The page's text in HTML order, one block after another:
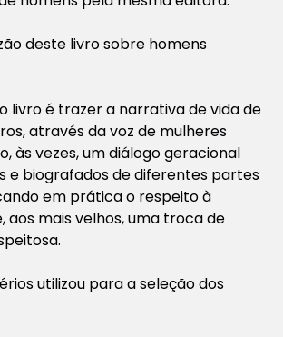
deste livro sobre homens
livro é trazer a narrativa de vida de
através da voz de mulheres
às vezes, um diálogo geracional
e biografados de diferentes partes
em prática o respeito à
aos mais velhos, uma troca de
utilizou para a seleção dos